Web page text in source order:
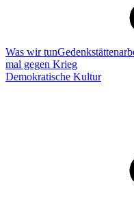
Was wir tun
mal gegen Krieg
Demokratische Kultur